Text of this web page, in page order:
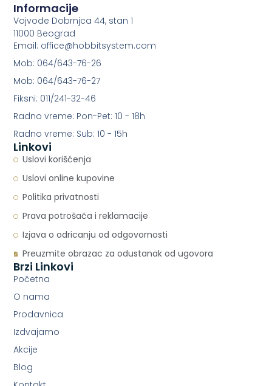
Linkovi
Uslovi korišćenja
Uslovi online kupovine
Politika privatnosti
Prava potrošača i reklamacije
Izjava o odricanju od odgovornosti
Preuzmite obrazac za odustanak od ugovora
Brzi Linkovi
Početna
O nama
Prodavnica
Izdvajamo
Akcije
Blog
Informacije
Vojvode Dobrnjca 44, stan 1
11000 Beograd
Email: office@hobbitsystem.com
Mob: 064/643-76-26
Mob: 064/643-76-27
Fiksni: 011/241-32-46
Radno vreme: Pon-Pet: 10 - 18h
Radno vreme: Sub: 10 - 15h